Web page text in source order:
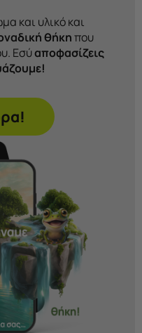
και υλικό και
θήκηπου
Εσύαποφασίζεις